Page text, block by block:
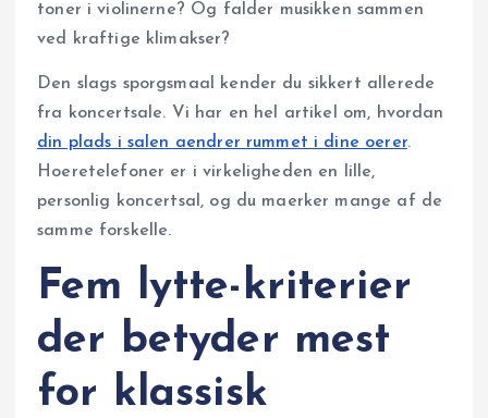
toner i violinerne? Og falder musikken sammen
ved kraftige klimakser?
Den slags sporgsmaal kender du sikkert allerede
fra koncertsale. Vi har en hel artikel om, hvordan
din plads i salen aendrer rummet i dine oerer.
Hoeretelefoner er i virkeligheden en lille,
personlig koncertsal, og du maerker mange af de
samme forskelle.
Fem lytte-kriterier
der betyder mest
for klassisk